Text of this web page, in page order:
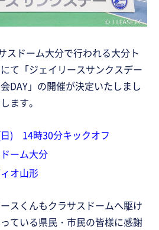
スドーム大分で行われる大分ト
て「ジェイリースサンクスデー
DAY」の開催が決定いたしまし
ます。
) 14時30分キックオフ
ーム大分
オ山形
スくんもクラサスドームへ駆け
ている県民・市民の皆様に感謝